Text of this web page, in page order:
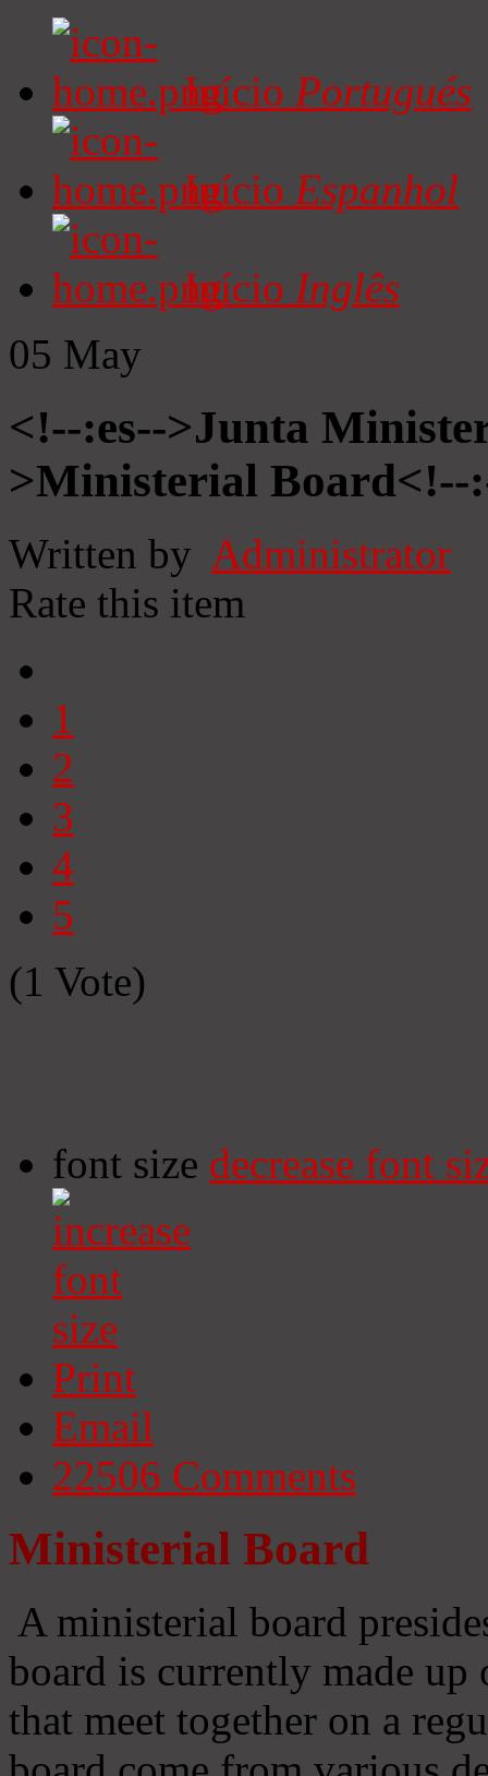
Início Portugués
Início Espanhol
Início Inglês
05 May
<!--:es-->Junta
>Ministerial Board<!--
Written by Administrator
Rate this item
1
2
3
4
5
(1 Vote)
font size decrease font
Print
Email
22506 Comments
Ministerial Board
A ministerial board
board is currently made
that meet together on a